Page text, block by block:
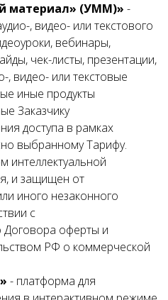
материал» (УММ)» -
, видео- или текстового
вебинары,
чек-листы, презентации,
, видео- или текстовые
иные продукты
Заказчику
доступа в рамках
выбранному Тарифу.
интеллектуальной
и защищен от
иного незаконного
с
оферты и
РФ о коммерческой
- платформа для